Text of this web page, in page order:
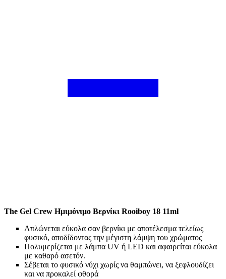
The Gel Crew Ημιμόνιμο Βερνίκι Rooiboy 18 11ml
Απλώνεται εύκολα σαν βερνίκι με αποτέλεσμα τελείως
φυσικό, αποδίδοντας την μέγιστη λάμψη του χρώματος
Πολυμερίζεται με λάμπα UV ή LED και αφαιρείται εύκολα
με καθαρό ασετόν.
Σέβεται το φυσικό νύχι χωρίς να θαμπώνει, να ξεφλουδίζει
και να προκαλεί φθορά